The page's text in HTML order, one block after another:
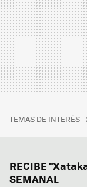
TEMAS DE INTERÉS
RECIBE
SEMANAL